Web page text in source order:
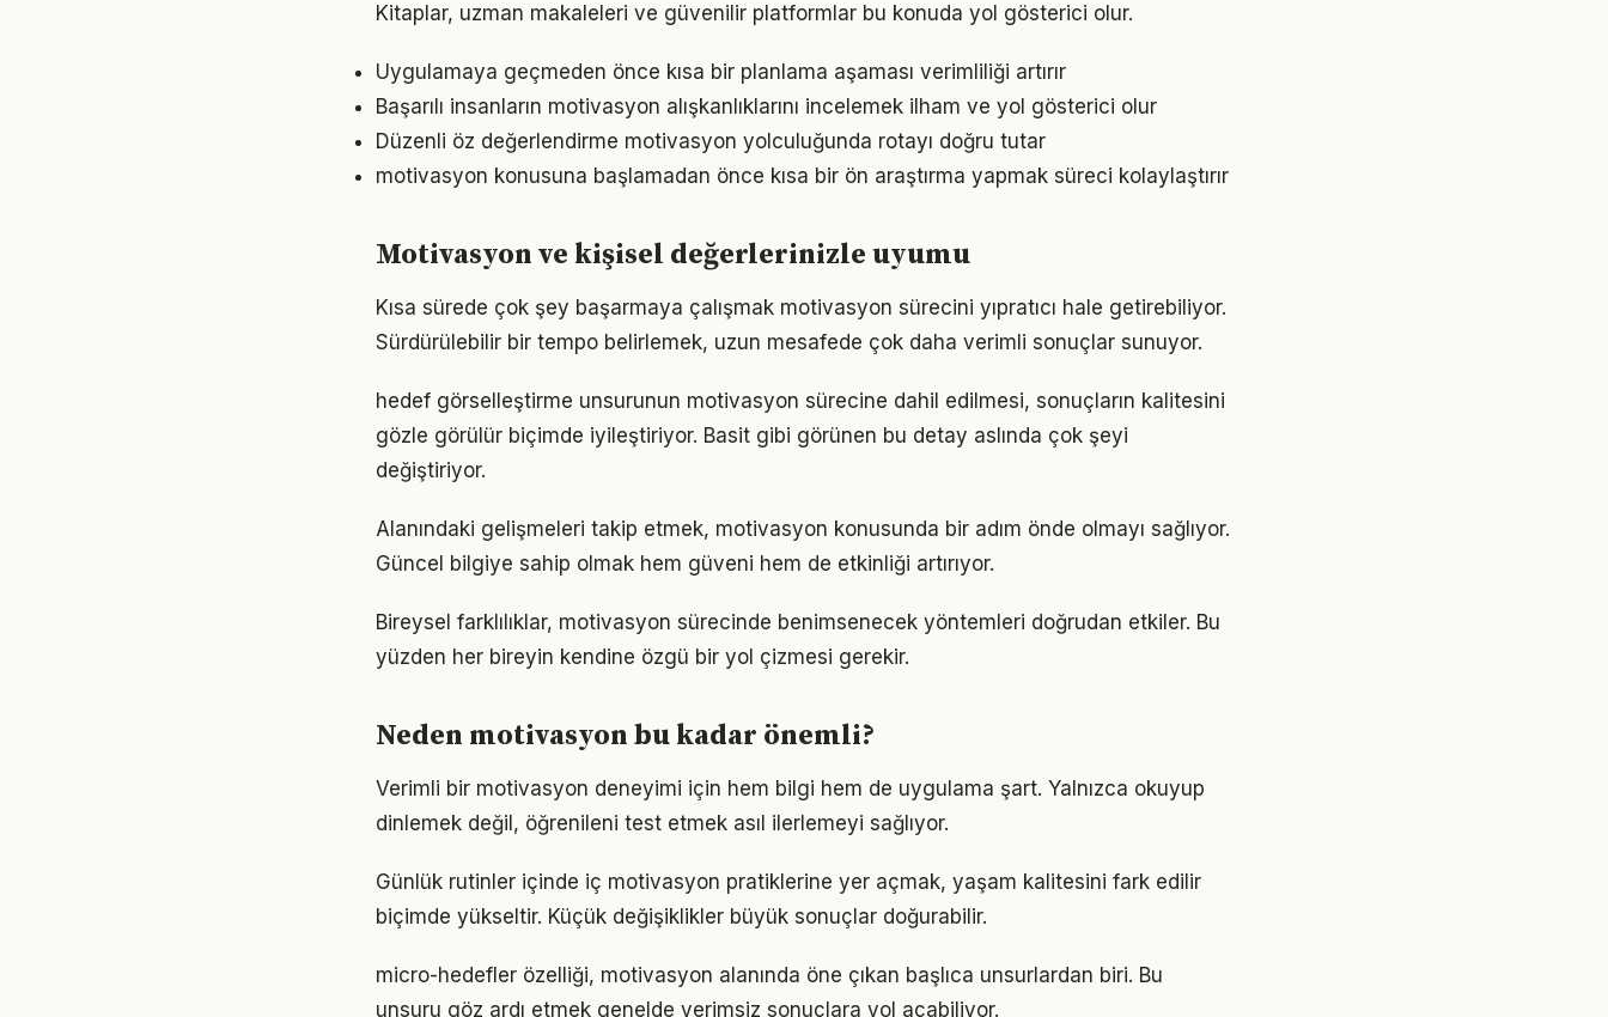
Kitaplar, uzman makaleleri ve güvenilir platformlar bu konuda yol gösterici olur.
Uygulamaya geçmeden önce kısa bir planlama aşaması verimliliği artırır
Başarılı insanların motivasyon alışkanlıklarını incelemek ilham ve yol gösterici olur
Düzenli öz değerlendirme motivasyon yolculuğunda rotayı doğru tutar
motivasyon konusuna başlamadan önce kısa bir ön araştırma yapmak süreci kolaylaştırır
Motivasyon ve kişisel değerlerinizle uyumu
Kısa sürede çok şey başarmaya çalışmak motivasyon sürecini yıpratıcı hale getirebiliyor.
Sürdürülebilir bir tempo belirlemek, uzun mesafede çok daha verimli sonuçlar sunuyor.
hedef görselleştirme unsurunun motivasyon sürecine dahil edilmesi, sonuçların kalitesini
gözle görülür biçimde iyileştiriyor. Basit gibi görünen bu detay aslında çok şeyi
değiştiriyor.
Alanındaki gelişmeleri takip etmek, motivasyon konusunda bir adım önde olmayı sağlıyor.
Güncel bilgiye sahip olmak hem güveni hem de etkinliği artırıyor.
Bireysel farklılıklar, motivasyon sürecinde benimsenecek yöntemleri doğrudan etkiler. Bu
yüzden her bireyin kendine özgü bir yol çizmesi gerekir.
Neden motivasyon bu kadar önemli?
Verimli bir motivasyon deneyimi için hem bilgi hem de uygulama şart. Yalnızca okuyup
dinlemek değil, öğrenileni test etmek asıl ilerlemeyi sağlıyor.
Günlük rutinler içinde iç motivasyon pratiklerine yer açmak, yaşam kalitesini fark edilir
biçimde yükseltir. Küçük değişiklikler büyük sonuçlar doğurabilir.
micro-hedefler özelliği, motivasyon alanında öne çıkan başlıca unsurlardan biri. Bu
unsuru göz ardı etmek genelde verimsiz sonuçlara yol açabiliyor.